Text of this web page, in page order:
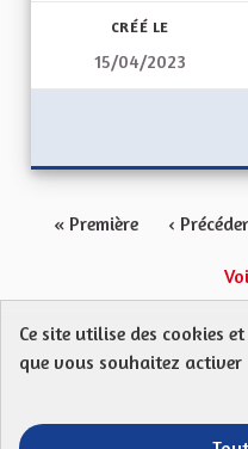
CRÉÉ LE
15/04/2023
« Première ‹
Protection des Données
Ce site utilise des cookies
que vous souhaitez activer